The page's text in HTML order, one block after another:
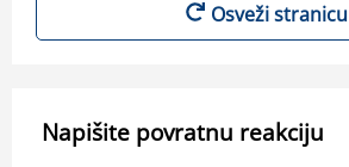
Osveži stranicu
Napišite povratnu reakciju